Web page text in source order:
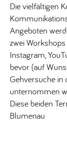
Die vielfältigen
Angeboten
zwei
Instagram,
bevor (auf
Gehversuche in
unternommen
Diese beiden
Blumenau